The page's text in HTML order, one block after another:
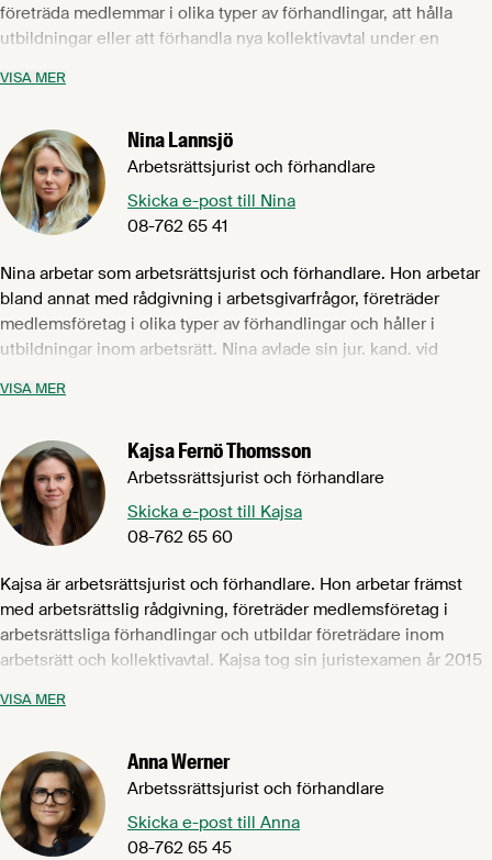
företräda medlemmar i olika typer av förhandlingar, att hålla
utbildningar eller att förhandla nya kollektivavtal under en
universitet 2015 och innan han kom till Livsmedelsföretagen
advokatbyrå med arbetsrättslig inriktning.
Jonatan ansvarar för tilläggsavtalen till Livsmedelsavtalet
avseende slakteri- och charkuteribranschen samt
kollektivavtalet för tobaksindustrin. Han är också särskild
kontaktperson för tjänstemannaavtalet.
VISA MER
Nina Lannsjö
Arbetsrättsjurist och förhandlare
Skicka e-post till Nina
08-762 65 41
Nina arbetar som arbetsrättsjurist och förhandlare. Hon arbetar
bland annat med rådgivning i arbetsgivarfrågor, företräder
medlemsföretag i olika typer av förhandlingar och håller i
utbildningar inom arbetsrätt. Nina avlade sin jur. kand. vid
affärsjuridisk advokatbyrå. Där arbetade hon bland annat med
Hon har även en tingsmeritering från Göteborgs tingsrätt.
Nina ansvarar för tilläggsavtalen till Livsmedelsavtalet avseende
glasstillverkning, glasslagerverksamhet, margarinindustrin,
mejeriindustrin och äggproduktionsbranschen. Hon är även
ansvarig för Livsmedelsföretagens arbetsrättsliga
kursverksamhet.
VISA MER
Kajsa Fernö Thomsson
Arbetssrättsjurist och förhandlare
Skicka e-post till Kajsa
08-762 65 60
Kajsa är arbetsrättsjurist och förhandlare. Hon arbetar främst
med arbetsrättslig rådgivning, företräder medlemsföretag i
arbetsrättsliga förhandlingar och utbildar företrädare inom
arbetsrätt och kollektivavtal. Kajsa tog sin juristexamen år 2015
advokatbyrå samt på Lantbrukarnas Riksförbund. Hon kommer
med avtalsrörelsen 2023 och samverkansprocessen.
Kajsa ansvarar för Vin- och spritavtalet, Kvarnavtalet samt Kaffe-
och kryddavtalet.
VISA MER
Anna Werner
Arbetssrättsjurist och förhandlare
Skicka e-post till Anna
08-762 65 45